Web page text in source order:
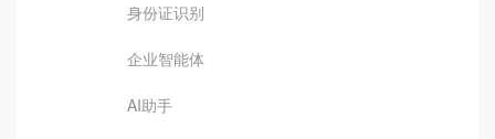
身份证识别
企业智能体
AI助手